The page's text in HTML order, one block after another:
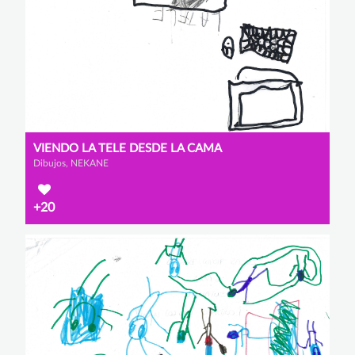
VIENDO LA TELE DESDE LA CAMA
Dibujos, NEKANE
+20